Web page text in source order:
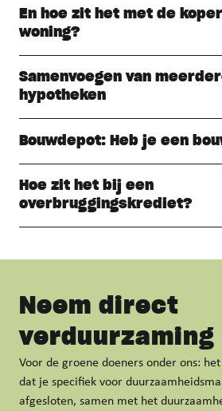
En hoe zit het met de
woning?
Samenvoegen van
hypotheken
Bouwdepot: Heb je een
Hoe zit het bij een
overbruggingskrediet?
Neem direct
verduurzaming
Voor de groene doeners onder ons:
dat je specifiek voor
afgesloten, samen met het